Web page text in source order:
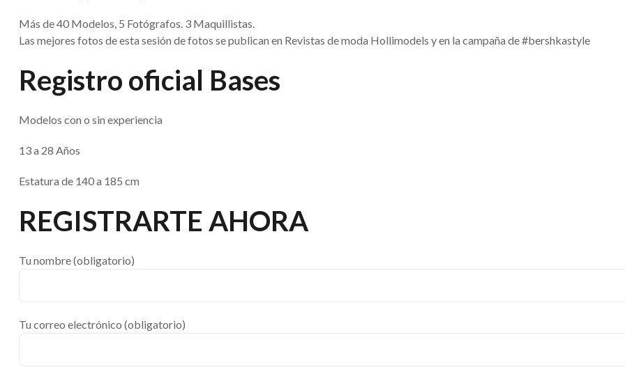
Más de 40 Modelos, 5 Fotógrafos. 3 Maquillistas.
Las mejores fotos de esta sesión de fotos se publican en Revistas de moda Hollimodels y en la campaña de #bershkastyle
Registro oficial Bases
Modelos con o sin experiencia
13 a 28 Años
Estatura de 140 a 185 cm
REGISTRARTE AHORA
Tu nombre (obligatorio)
Tu correo electrónico (obligatorio)